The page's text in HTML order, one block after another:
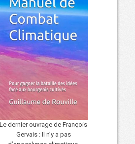
Le dernier ouvrage de François
Gervais : Il n’y a pas